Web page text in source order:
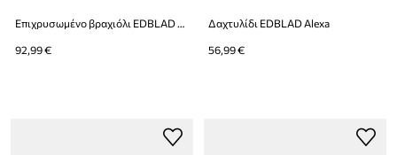
Επιχρυσωμένο βραχιόλι EDBLAD Grace
92,99 €
Δαχτυλίδι EDBLAD Alexa
56,99 €